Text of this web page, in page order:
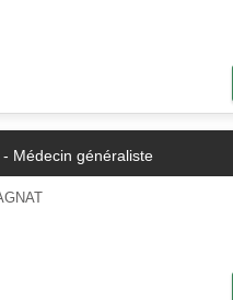
- Médecin généraliste